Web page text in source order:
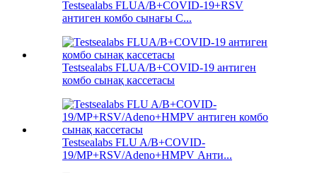
Testsealabs FLUA/B+COVID-19+RSV
антиген комбо сынағы C...
Testsealabs FLUA/B+COVID-19 антиген
комбо сынақ кассетасы
Testsealabs FLU A/B+COVID-
19/MP+RSV/Adeno+HMPV Анти...